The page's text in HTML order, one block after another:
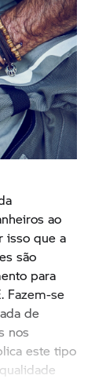
ao
isso que a
são
para
Fazem-se
de
nos
este tipo